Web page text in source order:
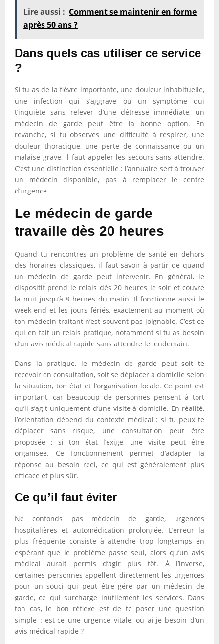
Lire aussi : Comment se maintenir en forme
après 50 ans ?
Dans quels cas utiliser ce service
?
Si tu as de la fièvre importante, une douleur inhabituelle,
une infection qui s’aggrave ou un symptôme qui
t’inquiète sans relever d’une détresse immédiate, un
médecin de garde peut être la bonne option. En
revanche, si tu observes une difficulté à respirer, une
douleur thoracique, une perte de connaissance ou un
malaise grave, il faut appeler les secours sans attendre.
C’est une distinction essentielle : l’annuaire sert à trouver
un médecin disponible, pas à remplacer le centre
d’urgence.
Le médecin de garde
travaille dès 20 heures
Quand tu rencontres un problème de santé en dehors
des horaires classiques, il faut savoir à partir de quand
un médecin de garde peut intervenir. En général, le
dispositif prend le relais dès 20 heures le soir et couvre
la nuit jusqu’à 8 heures du matin. Il fonctionne aussi le
week-end et les jours fériés, exactement au moment où
ton médecin traitant n’est souvent pas joignable. C’est ce
qui en fait un relais pratique, notamment si tu as besoin
d’un avis médical rapide sans attendre le lendemain.
Dans la pratique, le médecin de garde peut soit te
recevoir en consultation, soit se déplacer à domicile selon
la situation, ton état et l’organisation locale. Ce point est
important, car beaucoup de personnes pensent à tort
qu’il s’agit uniquement d’une visite à domicile. En réalité,
l’orientation dépend du contexte médical : si tu peux te
déplacer sans risque, une consultation peut être
proposée ; si ton état l’exige, une visite peut être
organisée. Ce fonctionnement permet d’adapter la
réponse au besoin réel, ce qui est généralement plus
efficace et plus sûr.
Ce qu’il faut éviter
Ne confonds pas médecin de garde, urgences
hospitalières et automédication prolongée. L’erreur la
plus fréquente consiste à attendre trop longtemps en
espérant que le problème passe seul, alors qu’un avis
médical aurait permis d’agir plus tôt. À l’inverse,
certaines personnes appellent directement les urgences
pour un souci qui peut être géré par un médecin de
garde, ce qui surcharge inutilement les services. Dans
ton cas, le bon réflexe est de te poser une question
simple : est-ce une urgence vitale, ou ai-je besoin d’un
avis médical rapide ?